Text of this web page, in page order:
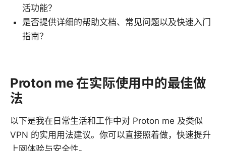
活功能？
是否提供详细的帮助文档、常见问题以及快速入门
指南？
Proton me 在实际使用中的最佳做
法
以下是我在日常生活和工作中对 Proton me 及类似
VPN 的实用用法建议。你可以直接照着做，快速提升